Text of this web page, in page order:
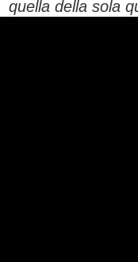
quella della sola